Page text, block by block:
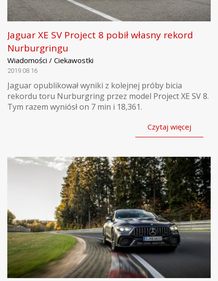
Jaguar XE SV Project 8 pobił własny rekord
Nurburgringu
Wiadomości / Ciekawostki
2019.08.16
Jaguar opublikował wyniki z kolejnej próby bicia
rekordu toru Nurburgring przez model Project XE SV 8.
Tym razem wyniósł on 7 min i 18,361.
Czytaj więcej